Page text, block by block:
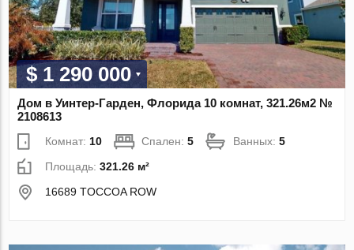
$ 1 290 000
Дом в Уинтер-Гарден, Флорида 10 комнат, 321.26м2 №
2108613
Комнат: 10 Спален:5 Ванных:5
Площадь:321.26 м²
16689 TOCCOA ROW